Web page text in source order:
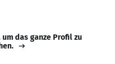
um das ganze Profil zu